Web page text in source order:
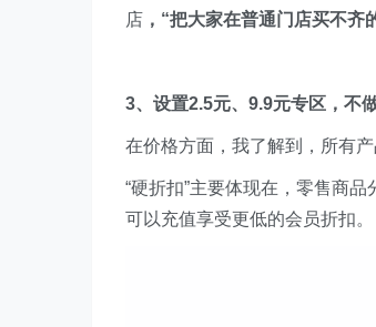
店 ，“把大家在普通门店买不
3、设置2.5元、9.9元专区，不
在价格方面，我了解到，所有
“硬折扣”主要体现在，零售商
可以充值享受更低的会员折扣。